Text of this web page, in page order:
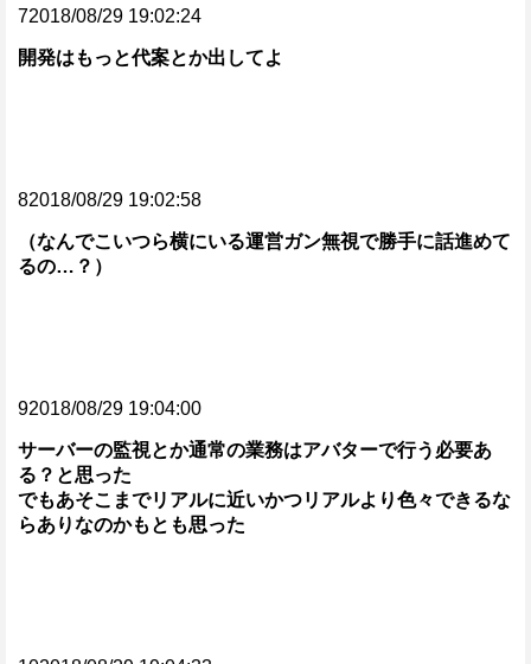
72018/08/29 19:02:24
開発はもっと代案とか出してよ
82018/08/29 19:02:58
（なんでこいつら横にいる運営ガン無視で勝手に話進めて
るの…？）
92018/08/29 19:04:00
サーバーの監視とか通常の業務はアバターで行う必要あ
る？と思った
でもあそこまでリアルに近いかつリアルより色々できるな
らありなのかもとも思った